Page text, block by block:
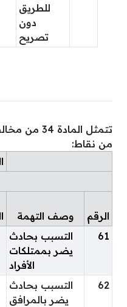
للطريق
دون
تصريح
تتمثل
من نقاط:
الرقم وصف التهمة
61
التسبب بحادث
يضر بممتلكات
الأفراد
62
التسبب بحادث
يضر بالمرافق